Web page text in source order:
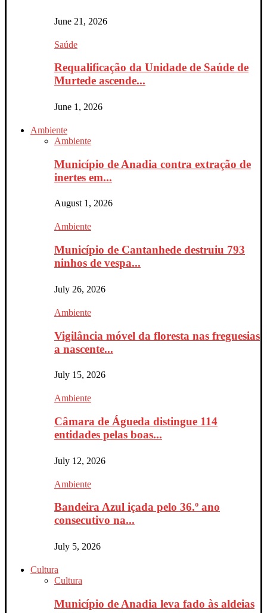
June 21, 2026
Saúde
Requalificação da Unidade de Saúde de
Murtede ascende...
June 1, 2026
Ambiente
Ambiente
Município de Anadia contra extração de
inertes em...
August 1, 2026
Ambiente
Município de Cantanhede destruiu 793
ninhos de vespa...
July 26, 2026
Ambiente
Vigilância móvel da floresta nas freguesias
a nascente...
July 15, 2026
Ambiente
Câmara de Águeda distingue 114
entidades pelas boas...
July 12, 2026
Ambiente
Bandeira Azul içada pelo 36.º ano
consecutivo na...
July 5, 2026
Cultura
Cultura
Município de Anadia leva fado às aldeias